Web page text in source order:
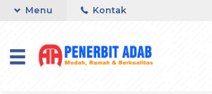
Menu Kontak